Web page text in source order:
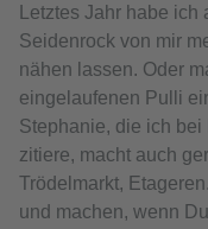
Letztes Jahr habe
Seidenrock von mir
nähen lassen. Oder
eingelaufenen Pulli
Stephanie, die ich
zitiere, macht auch
Trödelmarkt,
und machen, wenn